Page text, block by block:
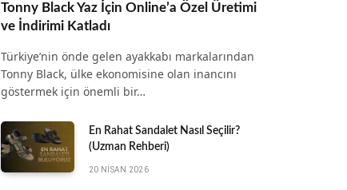
Tonny Black Yaz İçin Online’a Özel Üretimi
ve İndirimi Katladı
Türkiye’nin önde gelen ayakkabı markalarından
Tonny Black, ülke ekonomisine olan inancını
göstermek için önemli bir…
En Rahat Sandalet Nasıl Seçilir?
(Uzman Rehberi)
20 NISAN 2026